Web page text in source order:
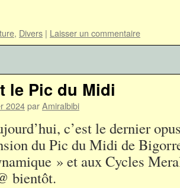
, Divers | Laisser un commentaire
le Pic du Midi
2024parAmiralbibi
c’est le dernier
du Pic du Midi de
» et aux Cycles
bientôt.